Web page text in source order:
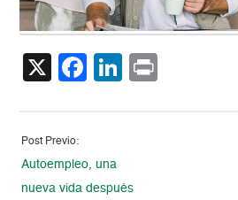
X Facebook
LinkedIn
Post Previo:
Autoempleo, una
nueva vida después